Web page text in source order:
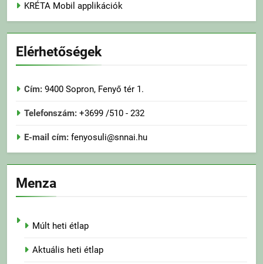
KRÉTA Mobil applikációk
Elérhetőségek
Cím: 9400 Sopron, Fenyő tér 1.
Telefonszám: +3699 /510 - 232
E-mail cím: fenyosuli@snnai.hu
Menza
Múlt heti étlap
Aktuális heti étlap